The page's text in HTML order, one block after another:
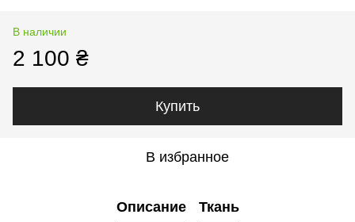
В наличии
2 100 ₴
Купить
В избранное
Описание Ткань